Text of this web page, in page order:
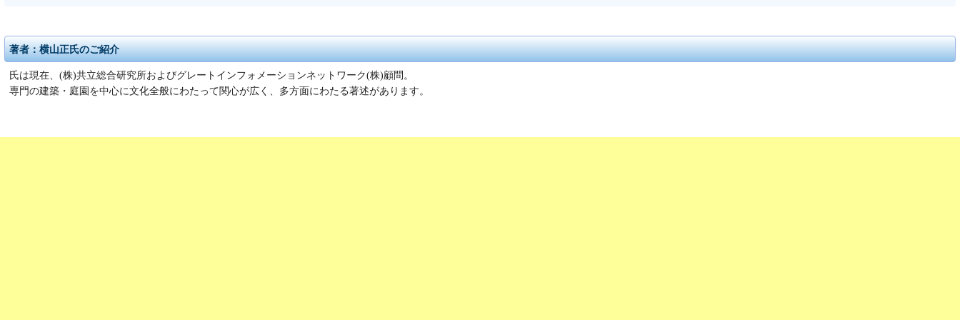
著者：横山正氏のご紹介
氏は現在、(株)共立総合研究所およびグレートインフォメーションネットワーク(株)顧問。
専門の建築・庭園を中心に文化全般にわたって関心が広く、多方面にわたる著述があります。